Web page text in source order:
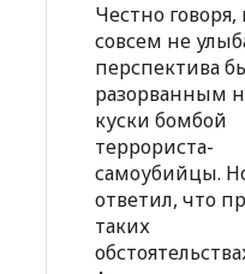
Честно
совсем не
перспектива
разорванным
куски бомбой
террориста-
самоубийцы.
ответил, что
таких